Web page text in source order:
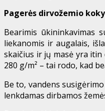
Pagerės dirvožemio
Bearimis ūkininkavimas
liekanomis ir augalais,
skaičius ir jų masė yra itin
280 g/m² – tai rodo, kad
Be to, vandens
lenkdamas dirbamos